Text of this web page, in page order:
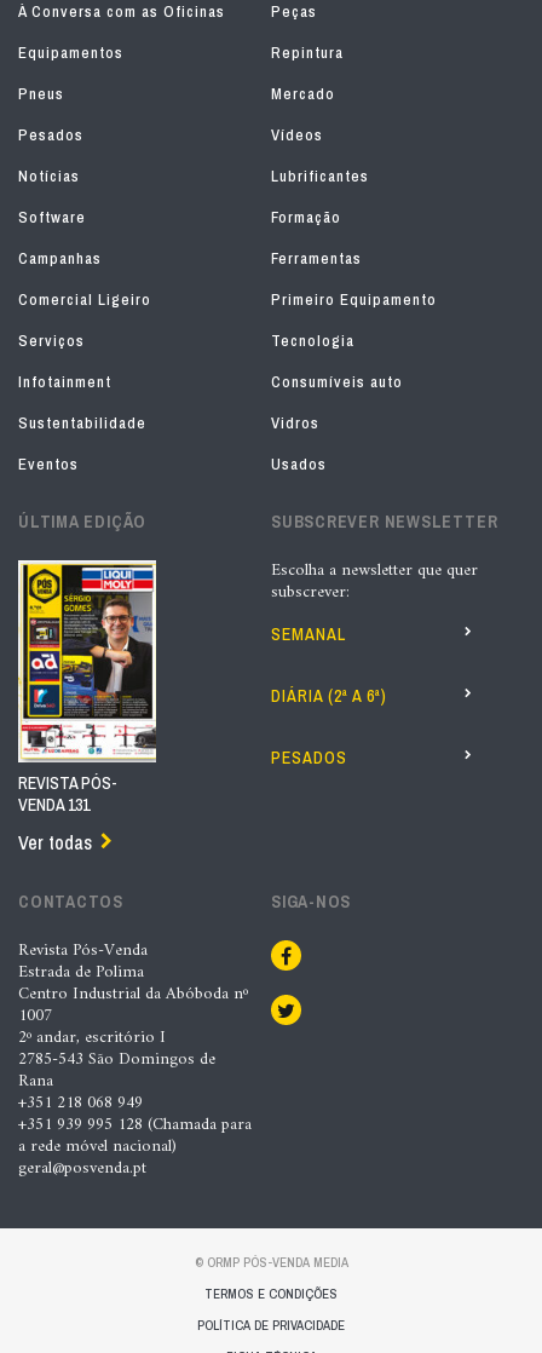
À Conversa com as Oficinas
Peças
Equipamentos
Repintura
Pneus
Mercado
Pesados
Vídeos
Notícias
Lubrificantes
Software
Formação
Campanhas
Ferramentas
Comercial Ligeiro
Primeiro Equipamento
Serviços
Tecnologia
Infotainment
Consumíveis auto
Sustentabilidade
Vidros
Eventos
Usados
ÚLTIMA EDIÇÃO
REVISTA PÓS-
VENDA 131
Ver todas
SUBSCREVER NEWSLETTER
Escolha a newsletter que quer
subscrever:
SEMANAL
DIÁRIA (2ª A 6ª)
PESADOS
CONTACTOS
Revista Pós-Venda
Estrada de Polima
Centro Industrial da Abóboda nº
1007
2º andar, escritório I
2785-543 São Domingos de
Rana
+351 218 068 949
+351 939 995 128 (Chamada para
a rede móvel nacional)
geral@posvenda.pt
SIGA-NOS
© ORMP PÓS-VENDA MEDIA
TERMOS E CONDIÇÕES
POLÍTICA DE PRIVACIDADE